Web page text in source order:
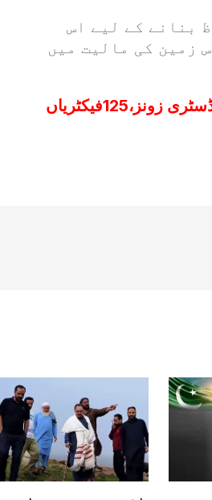
بنانے کے لیے اس
زمین کی مالیت میں
اخلاق الرحمن راٹھور کا حویلی میں5 سمال انڈسٹری زونز،125فیکٹریاں